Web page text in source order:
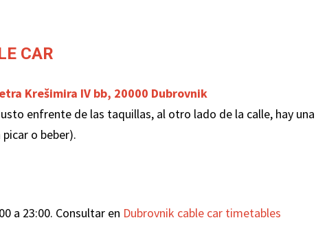
CAR
Krešimira IV bb, 20000 Dubrovnik
enfrente de las taquillas, al otro lado de la calle, hay una
o beber).
a 23:00. Consultar en Dubrovnik cable car timetables